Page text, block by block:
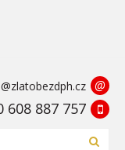
@
608 887 757